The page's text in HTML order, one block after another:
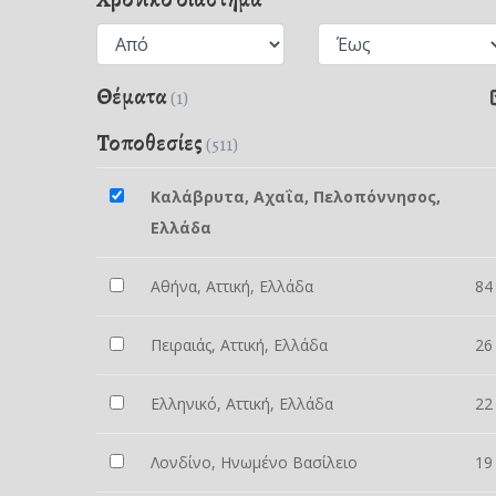
Θέματα(1)
Τοποθεσίες (511)
Καλάβρυτα, Αχαΐα, Πελοπόννησος,
Ελλάδα
Αθήνα, Αττική, Ελλάδα 84
Πειραιάς, Αττική, Ελλάδα 26
Ελληνικό, Αττική, Ελλάδα 22
Λονδίνο, Ηνωμένο Βασίλειο 19